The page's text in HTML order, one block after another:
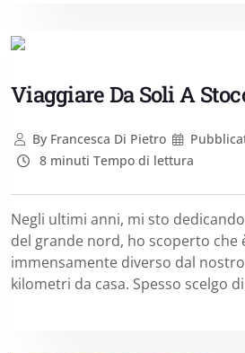
Viaggiare Da Soli A
ByFrancesca Di Pietro
8 minuti Tempo di lettura
Negli ultimi anni, mi sto
del grande nord, ho scoperto che
immensamente diverso dal
kilometri da casa. Spesso scelgo